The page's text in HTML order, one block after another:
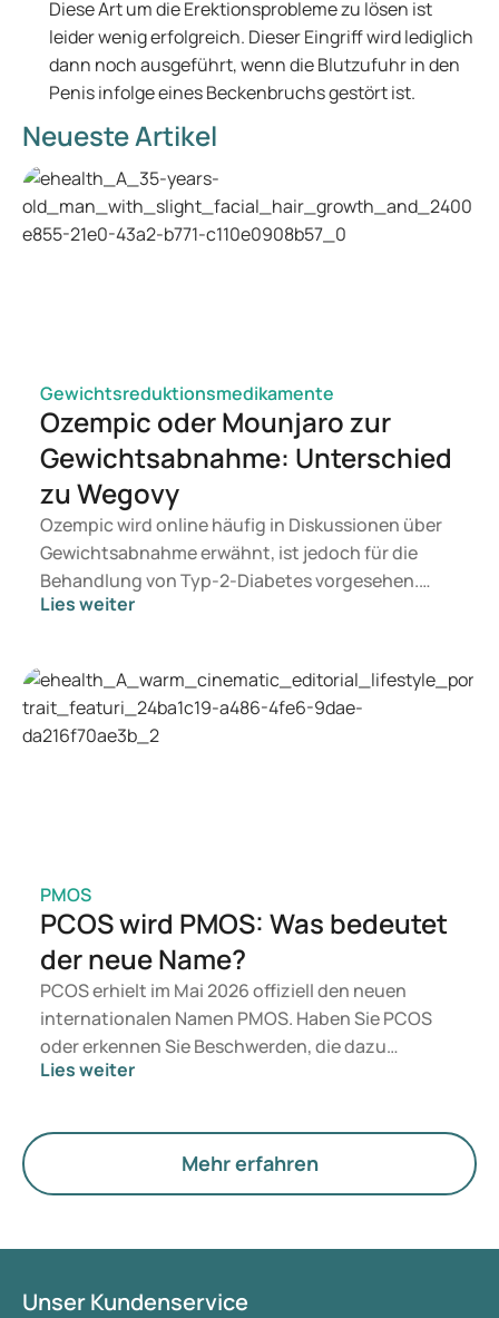
Diese Art um die Erektionsprobleme zu lösen ist
leider wenig erfolgreich. Dieser Eingriff wird lediglich
dann noch ausgeführt, wenn die Blutzufuhr in den
Penis infolge eines Beckenbruchs gestört ist.
Neueste Artikel
Gewichtsreduktionsmedikamente
Ozempic oder Mounjaro zur
Gewichtsabnahme: Unterschied
zu Wegovy
Ozempic wird online häufig in Diskussionen über
Gewichtsabnahme erwähnt, ist jedoch für die
Behandlung von Typ-2-Diabetes vorgesehen.
Suchen Sie eine Therapie zur Gewichtskontrolle,
geeignet ist, entscheidet ein Arzt auf Grundlage
Ihrer Gesundheit, Ihres BMI und Ihres
Medikamentenkonsums.
Lies weiter
PMOS
PCOS wird PMOS: Was bedeutet
der neue Name?
PCOS erhielt im Mai 2026 offiziell den neuen
internationalen Namen PMOS. Haben Sie PCOS
oder erkennen Sie Beschwerden, die dazu
passen? Medizinisch ändert sich zunächst nichts.
Hormone, den Stoffwechsel und die Funktion der
Lies weiter
Mehr erfahren
Unser Kundenservice